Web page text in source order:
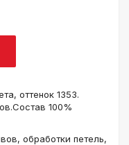
оттенок 1353.
100%
обработки петель,